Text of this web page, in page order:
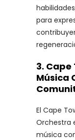
para
3. Cape
Música
El Cape
Orchestra
música